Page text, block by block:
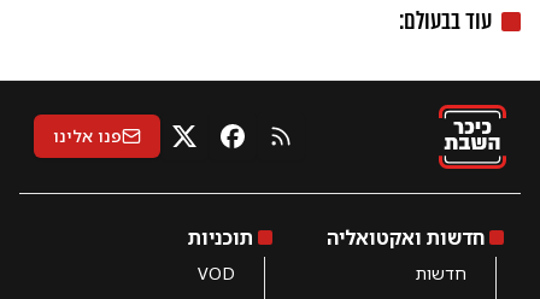
עוד בבעולם:
RSS פייסבוק
X פנו אלינו
חדשות ואקטואליה
חדשות
תוכניות
VOD